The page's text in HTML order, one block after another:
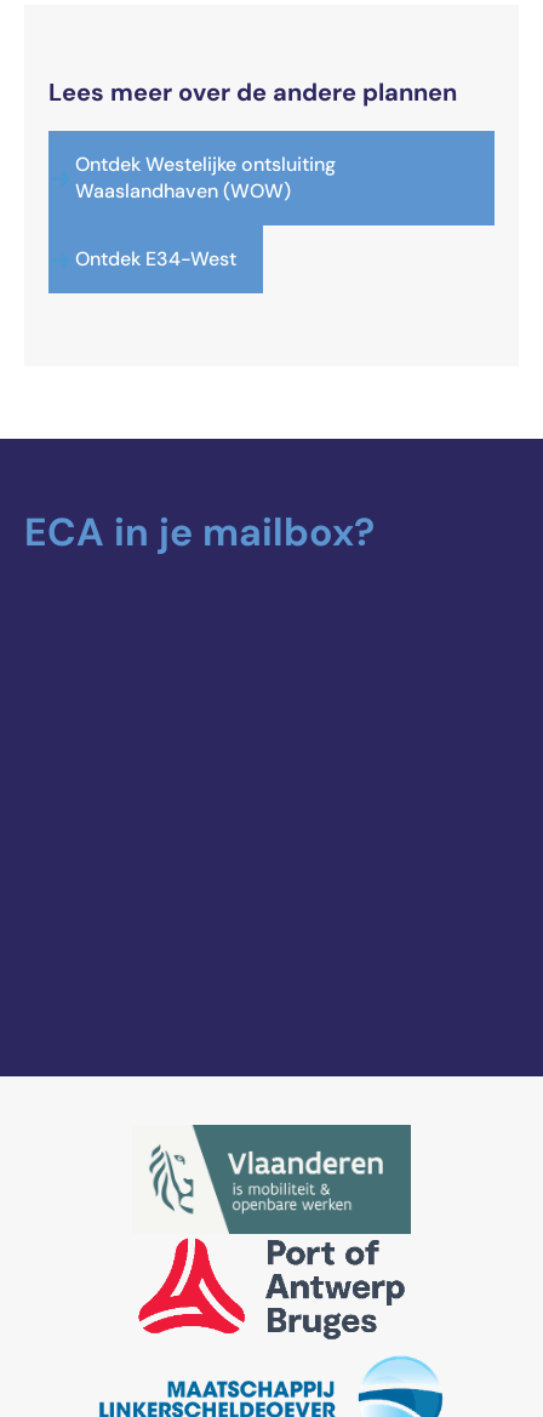
Lees meer over de andere plannen
Ontdek Westelijke ontsluiting
Waaslandhaven (WOW)
Ontdek E34-West
ECA in je mailbox?